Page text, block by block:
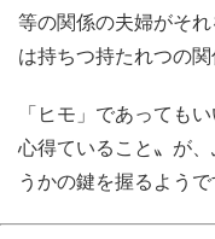
等の関係の夫婦がそ
は持ちつ持たれつの関
「ヒモ」であっても
心得ていること〟が
うかの鍵を握るようで